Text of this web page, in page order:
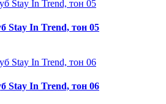
Stay In Trend, тон 05
Stay In Trend, тон 06